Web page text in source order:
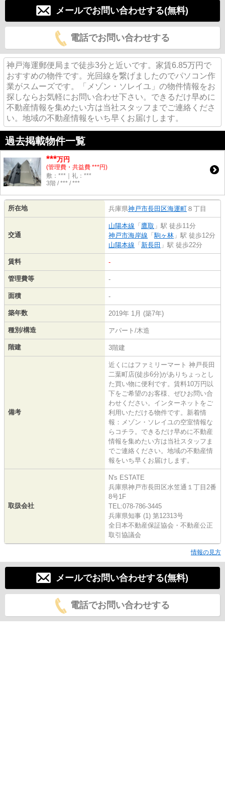
メールでお問い合わせする(無料)
電話でお問い合わせする
神戸海運郵便局まで徒歩3分と近いです。家賃6.85万円で
おすすめの物件です。光回線を繋げましたのでパソコン作
業がスムーズです。「メゾン・ソレイユ」の物件情報をお
探しならお気軽にお問い合わせ下さい。できるだけ早めに
不動産情報を集めたい方は当社スタッフまでご連絡くださ
い。地域の不動産情報をいち早くお届けします。
過去掲載物件一覧
***万円
(管理費・共益費 ***円)
敷：***｜礼：***
3階 / *** / ***
所在地 兵庫県神戸市長田区海運町 ８丁目
交通
山陽本線 「 鷹取 」駅 徒歩11分
神戸市海岸線 「駒ヶ林 」駅 徒歩12分
山陽本線 「 新長田 」駅 徒歩22分
賃料 -
管理費等 -
面積 -
築年数 2019年 1月 (築7年)
種別/構造 アパート/木造
階建 3階建
備考
近くにはファミリーマート 神戸長田
二葉町店(徒歩6分)がありちょっとし
た買い物に便利です。賃料10万円以
下をご希望のお客様、ぜひお問い合
わせください。インターネットをご
利用いただける物件です。新着情
報：メゾン・ソレイユの空室情報な
らコチラ。できるだけ早めに不動産
情報を集めたい方は当社スタッフま
でご連絡ください。地域の不動産情
報をいち早くお届けします。
取扱会社
N's ESTATE
兵庫県神戸市長田区水笠通１丁目2番
8号1F
TEL:078-786-3445
兵庫県知事 (1) 第12313号
全日本不動産保証協会・不動産公正
取引協議会
情報の見方
メールでお問い合わせする(無料)
電話でお問い合わせする